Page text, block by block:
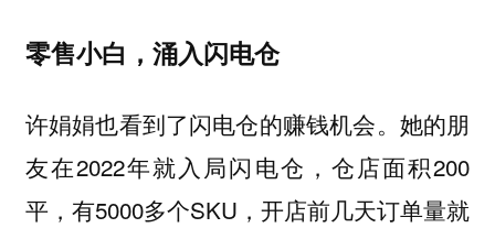
零售小白，涌入闪电仓
许娟娟也看到了闪电仓的赚钱机会。她的朋
友在2022年就入局闪电仓，仓店面积200
平，有5000多个SKU，开店前几天订单量就